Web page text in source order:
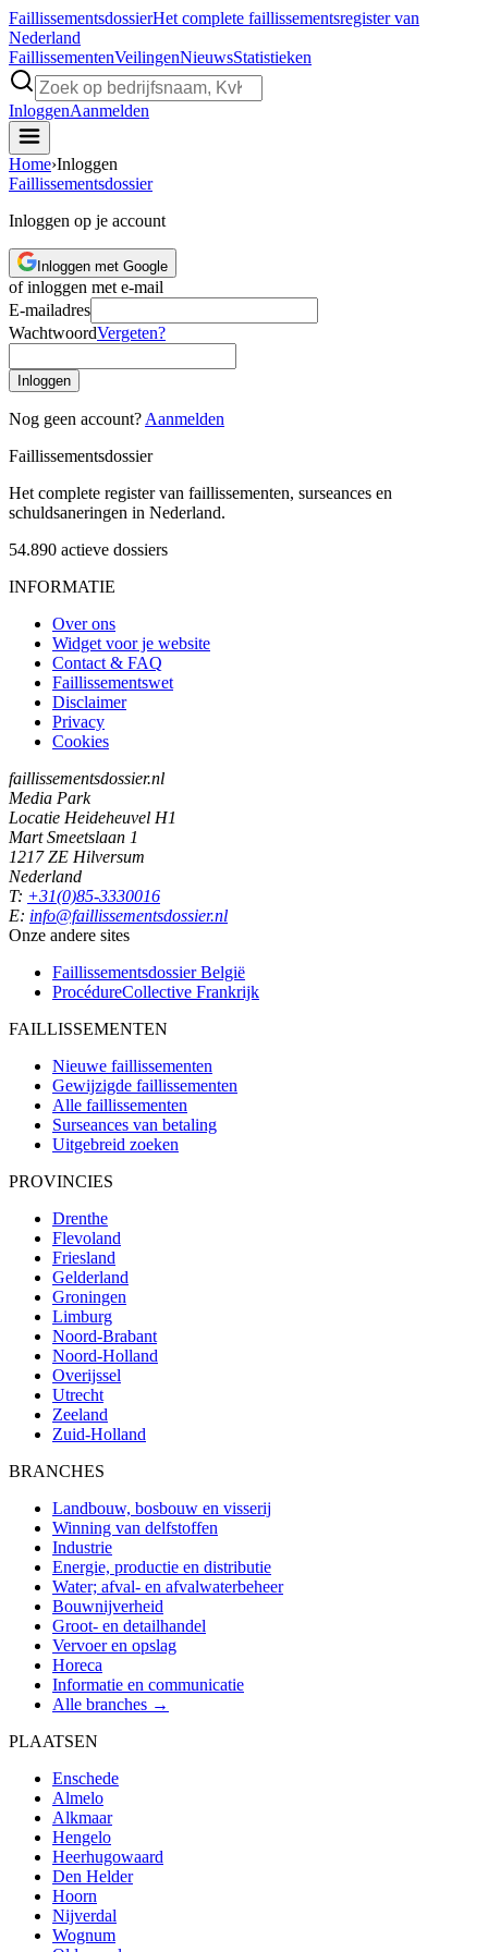
FaillissementsdossierHet complete faillissementsregister van
Nederland
FaillissementenVeilingenNieuwsStatistieken
InloggenAanmelden
Home›Inloggen
Faillissementsdossier
Inloggen op je account
Inloggen met Google
of inloggen met e-mail
E-mailadres
WachtwoordVergeten?
Inloggen
Nog geen account? Aanmelden
Faillissementsdossier
Het complete register van faillissementen, surseances en
schuldsaneringen in Nederland.
54.890 actieve dossiers
INFORMATIE
Over ons
Widget voor je website
Contact & FAQ
Faillissementswet
Disclaimer
Privacy
Cookies
faillissementsdossier.nl
Media Park
Locatie Heideheuvel H1
Mart Smeetslaan 1
1217 ZE Hilversum
Nederland
T: +31(0)85-3330016
E: info@faillissementsdossier.nl
Onze andere sites
Faillissementsdossier België
ProcédureCollective Frankrijk
FAILLISSEMENTEN
Nieuwe faillissementen
Gewijzigde faillissementen
Alle faillissementen
Surseances van betaling
Uitgebreid zoeken
PROVINCIES
Drenthe
Flevoland
Friesland
Gelderland
Groningen
Limburg
Noord-Brabant
Noord-Holland
Overijssel
Utrecht
Zeeland
Zuid-Holland
BRANCHES
Landbouw, bosbouw en visserij
Winning van delfstoffen
Industrie
Energie, productie en distributie
Water; afval- en afvalwaterbeheer
Bouwnijverheid
Groot- en detailhandel
Vervoer en opslag
Horeca
Informatie en communicatie
Alle branches →
PLAATSEN
Enschede
Almelo
Alkmaar
Hengelo
Heerhugowaard
Den Helder
Hoorn
Nijverdal
Wognum